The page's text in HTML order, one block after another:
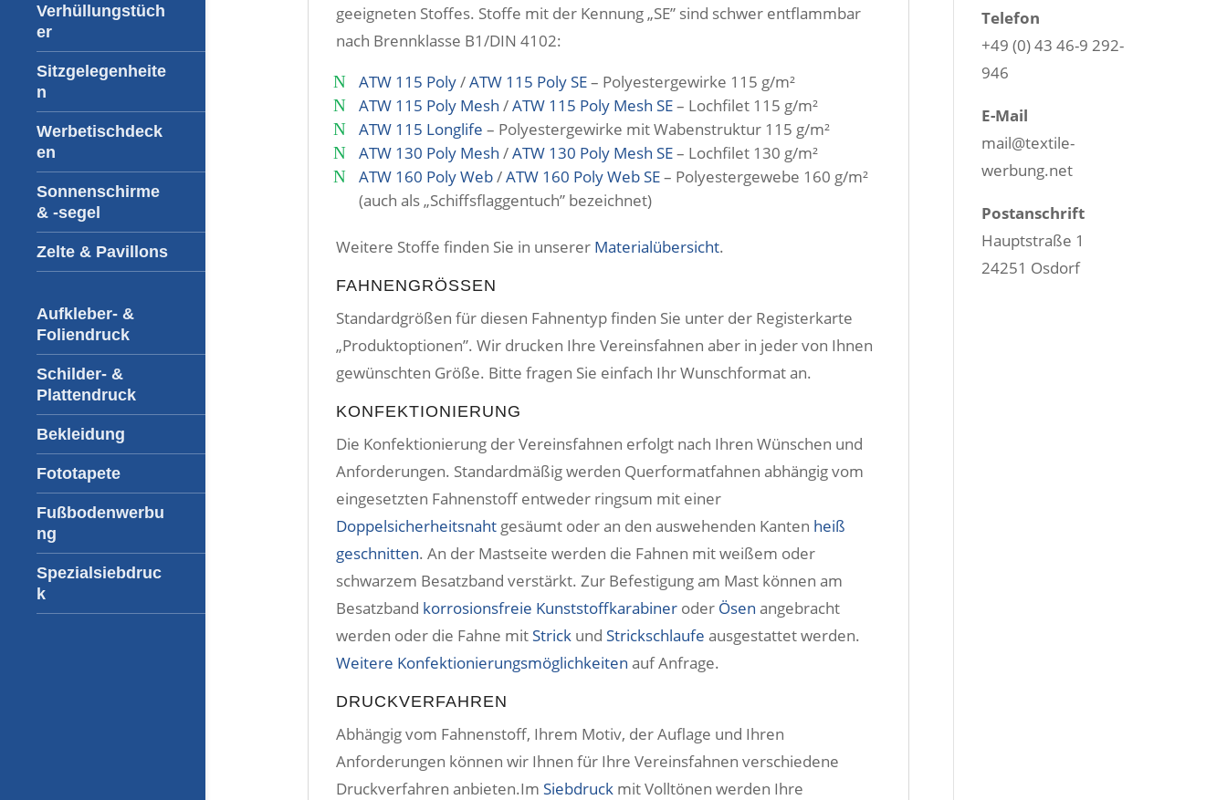
Verhüllungstüch
er
Sitzgelegenheite
n
Werbetischdeck
en
Sonnenschirme
& -segel
Zelte & Pavillons
Aufkleber- &
Foliendruck
Schilder- &
Plattendruck
Bekleidung
Fototapete
Fußbodenwerbu
ng
Spezialsiebdruc
k
geeigneten Stoffes. Stoffe mit der Kennung „SE” sind schwer entflammbar
nach Brennklasse B1/DIN 4102:
ATW 115 Poly/ATW 115 Poly SE– Polyestergewirke 115 g/m²
ATW 115 Poly Mesh /ATW 115 Poly Mesh SE– Lochfilet 115 g/m²
ATW 115 Longlife – Polyestergewirke mit Wabenstruktur 115 g/m²
ATW 130 Poly Mesh /ATW 130 Poly Mesh SE– Lochfilet 130 g/m²
ATW 160 Poly Web/ATW 160 Poly Web SE– Polyestergewebe 160 g/m²
(auch als „Schiffsflaggentuch” bezeichnet)
Weitere Stoffe finden Sie in unserer Materialübersicht.
FAHNENGRÖSSEN
Standardgrößen für diesen Fahnentyp finden Sie unter der Registerkarte
„Produktoptionen”. Wir drucken Ihre Vereinsfahnen aber in jeder von Ihnen
gewünschten Größe. Bitte fragen Sie einfach Ihr Wunschformat an.
KONFEKTIONIERUNG
Die Konfektionierung der Vereinsfahnen erfolgt nach Ihren Wünschen und
Anforderungen. Standardmäßig werden Querformatfahnen abhängig vom
eingesetzten Fahnenstoff entweder ringsum mit einer
Doppelsicherheitsnahtgesäumt oder an den auswehenden Kanten heiß
geschnitten. An der Mastseite werden die Fahnen mit weißem oder
schwarzem Besatzband verstärkt. Zur Befestigung am Mast können am
Besatzband korrosionsfreie Kunststoffkarabineroder Ösen angebracht
werden oder die Fahne mitStrickund Strickschlaufe ausgestattet werden.
Weitere Konfektionierungsmöglichkeiten auf Anfrage.
DRUCKVERFAHREN
Abhängig vom Fahnenstoff, Ihrem Motiv, der Auflage und Ihren
Anforderungen können wir Ihnen für Ihre Vereinsfahnen verschiedene
Druckverfahren anbieten.Im Siebdruckmit Volltönen werden Ihre
Telefon
+49 (0) 43 46-9 292-
946
E-Mail
mail@textile-
werbung.net
Postanschrift
Hauptstraße 1
24251 Osdorf